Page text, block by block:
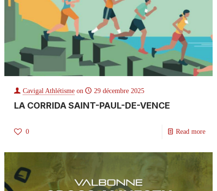
Cavigal Athlétisme on 29 décembre 2025
LA CORRIDA SAINT-PAUL-DE-VENCE
0 Read more